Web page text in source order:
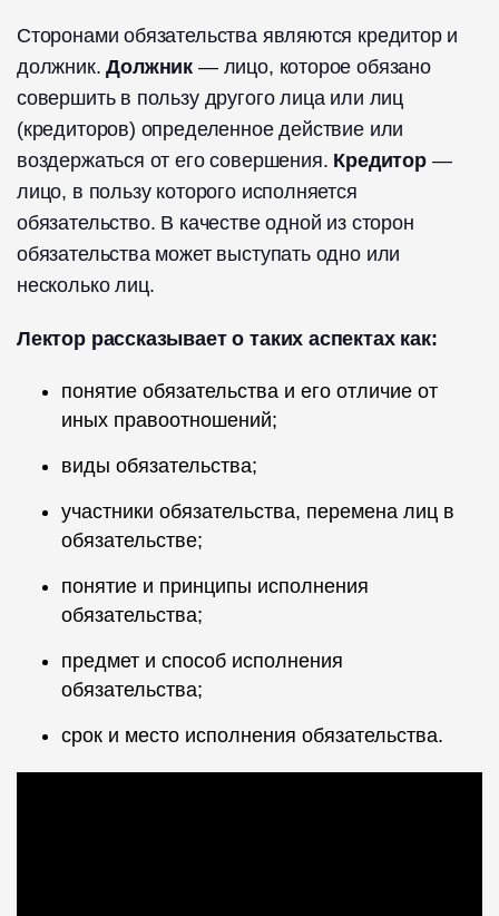
Сторонами обязательства являются кредитор и
должник.Должник — лицо, которое обязано
совершить в пользу другого лица или лиц
(кредиторов) определенное действие или
воздержаться от его совершения. Кредитор—
лицо, в пользу которого исполняется
обязательство. В качестве одной из сторон
обязательства может выступать одно или
несколько лиц.
Лектор рассказывает о таких аспектах как:
понятие обязательства и его отличие от
иных правоотношений;
виды обязательства;
участники обязательства, перемена лиц в
обязательстве;
понятие и принципы исполнения
обязательства;
предмет и способ исполнения
обязательства;
срок и место исполнения обязательства.